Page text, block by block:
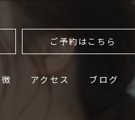
ご予約はこちら
アクセス ブログ